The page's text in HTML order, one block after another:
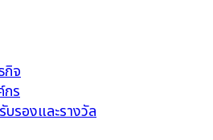
จ
กร
บรองและรางวัล